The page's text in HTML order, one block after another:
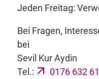
Jeden Freitag:
Bei Fragen,
bei
Sevil Kur Aydin
Tel.:
0176 632